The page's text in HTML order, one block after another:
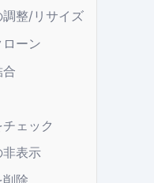
整/リサイズ
ーン
ェック
表示